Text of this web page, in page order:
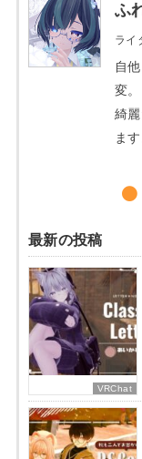
ふ
ライ
自
変。
綺
ます
最新の投稿
VRChat